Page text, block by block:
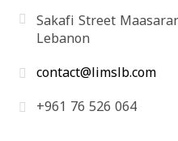
Sakafi Street
Lebanon
contact@limslb.com
+961 76 526 064